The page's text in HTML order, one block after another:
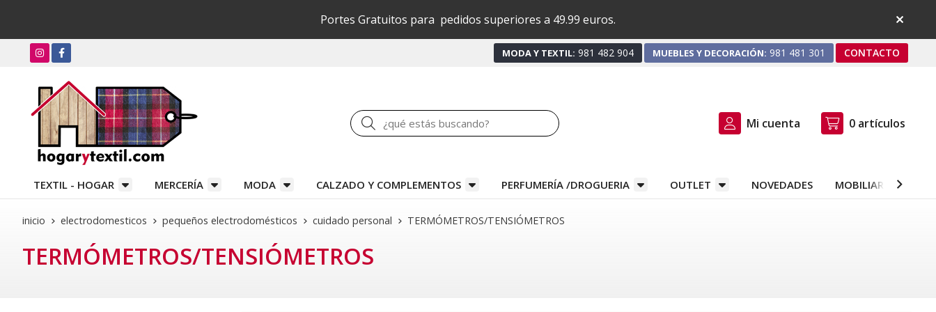
Portes Gratuitos para pedidos superiores a 49.99 euros.
MODA Y TEXTIL: 981 482 904 MUEBLES Y DECORACIÓN: 981 481 301 CONTACTO
Buscar Mi cuenta 0 artículos
TEXTIL - HOGAR MERCERÍA MODA CALZADO Y COMPLEMENTOS PERFUMERÍA /DROGUERIA OUTLET NOVEDADES MOBILIARIO Y
inicio electrodomesticos pequeños electrodomésticos cuidado personal TERMÓMETROS/TENSIÓMETROS
TERMÓMETROS/TENSIÓMETROS